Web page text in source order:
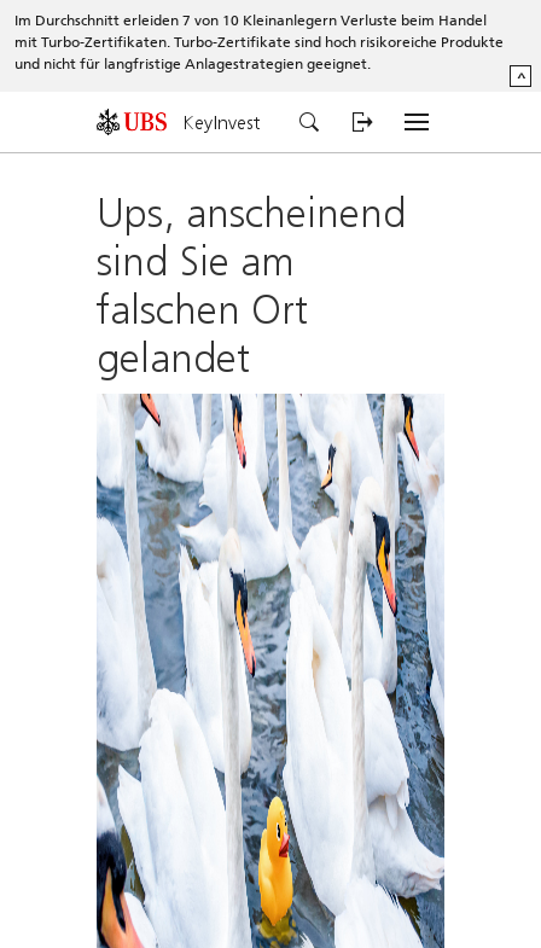
Im Durchschnitt erleiden 7 von 10 Kleinanlegern Verluste beim Handel
mit Turbo-Zertifikaten. Turbo-Zertifikate sind hoch risikoreiche Produkte
und nicht für langfristige Anlagestrategien geeignet.
^
KeyInvest
Ups, anscheinend
sind Sie am
falschen Ort
gelandet